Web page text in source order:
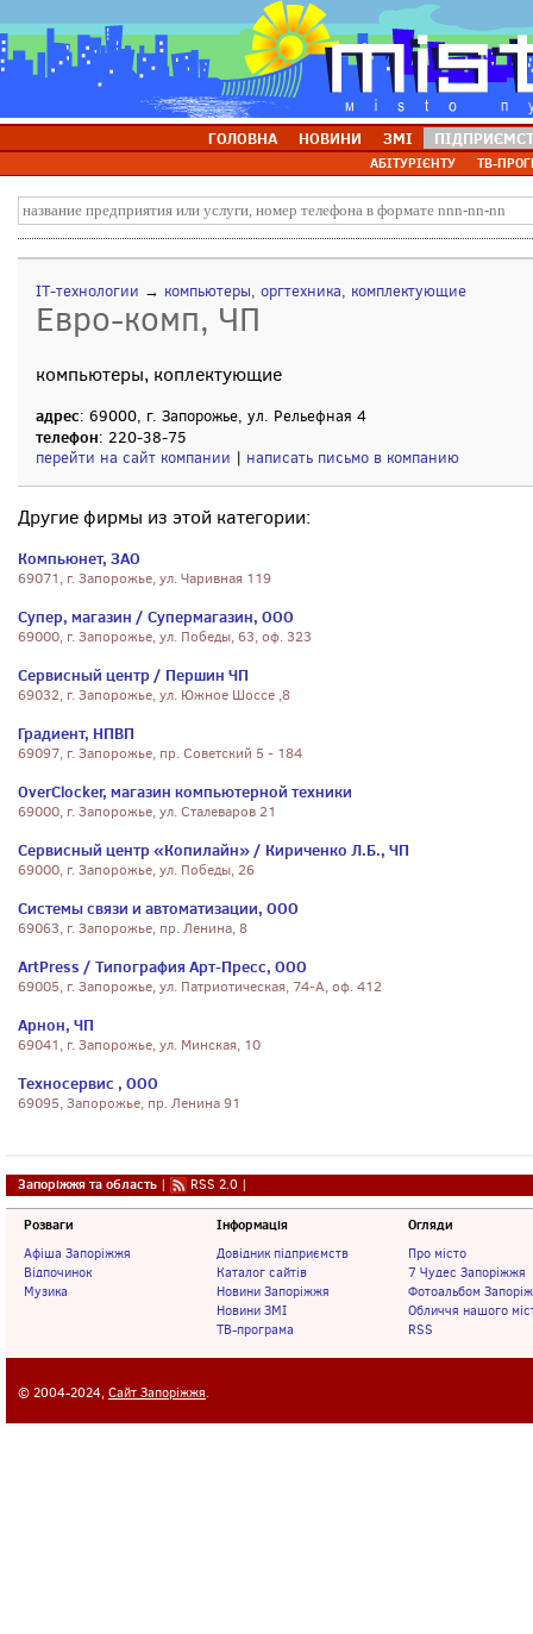
ГОЛОВНА НОВИНИ ЗМІ
АБІТУРІЄНТУ ТВ-
IT-технологии → компьютеры, оргтехника, комплектующие
Евро-комп, ЧП
компьютеры, коплектующие
адрес: 69000, г. Запорожье, ул. Рельефная 4
телефон: 220-38-75
перейти на сайт компании | написать письмо в компанию
Другие фирмы из этой категории:
Компьюнет, ЗАО
69071, г. Запорожье, ул. Чаривная 119
Супер, магазин / Супермагазин, ООО
69000, г. Запорожье, ул. Победы, 63, оф. 323
Сервисный центр / Першин ЧП
69032, г. Запорожье, ул. Южное Шоссе ,8
Градиент, НПВП
69097, г. Запорожье, пр. Советский 5 - 184
OverClocker, магазин компьютерной техники
69000, г. Запорожье, ул. Сталеваров 21
Сервисный центр «Копилайн» / Кириченко Л.Б., ЧП
69000, г. Запорожье, ул. Победы, 26
Системы связи и автоматизации, ООО
69063, г. Запорожье, пр. Ленина, 8
ArtPress / Типография Арт-Пресс, ООО
69005, г. Запорожье, ул. Патриотическая, 74-А, оф. 412
Арнон, ЧП
69041, г. Запорожье, ул. Минская, 10
Техносервис , ООО
69095, Запорожье, пр. Ленина 91
Запоріжжя та область | RSS 2.0 |
Розваги
Афіша Запоріжжя
Відпочинок
Музика
Інформація
Довідник підприємств
Каталог сайтів
Новини Запоріжжя
Новини ЗМІ
ТВ-програма
Огляди
Про місто
7 Чудес Запоріжжя
Фотоальбом
Обличчя нашого
RSS
© 2004-2024, Сайт Запоріжжя.